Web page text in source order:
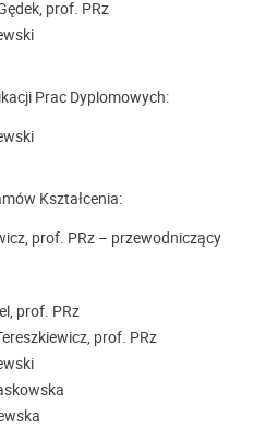
prof. PRz
Prac Dyplomowych:
Kształcenia:
prof. PRz – przewodniczący
prof. PRz
prof. PRz